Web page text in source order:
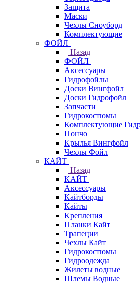
Защита
Маски
Чехлы Сноуборд
Комплектующие
ФОЙЛ
Назад
ФОЙЛ
Аксессуары
Гидрофойлы
Доски Вингфойл
Доски Гидрофойл
Запчасти
Гидрокостюмы
Комплектующие
Пончо
Крылья Вингфойл
Чехлы Фойл
КАЙТ
Назад
КАЙТ
Аксессуары
Кайтборды
Кайты
Крепления
Планки Кайт
Трапеции
Чехлы Кайт
Гидрокостюмы
Гидроодежда
Жилеты водные
Шлемы Водные